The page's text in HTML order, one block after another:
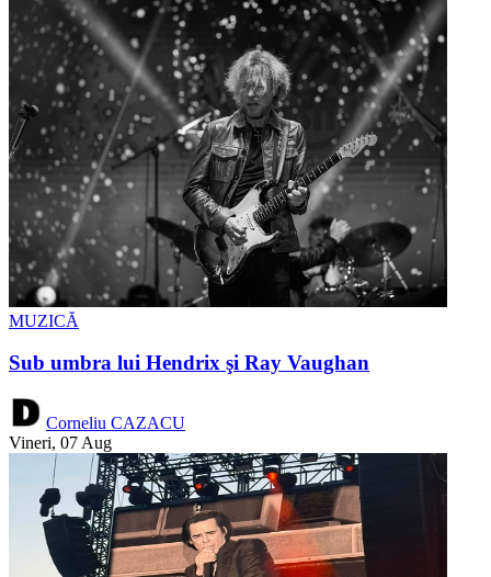
MUZICĂ
Sub umbra lui Hendrix şi Ray Vaughan
Corneliu CAZACU
Vineri, 07 Aug